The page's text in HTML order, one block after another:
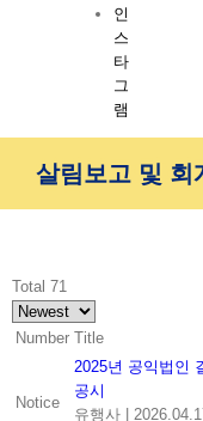
인
스
타
그
램
살림보고 및 회
Total 71
Number Title
Notice
2025년 공익법인
공시
유행사